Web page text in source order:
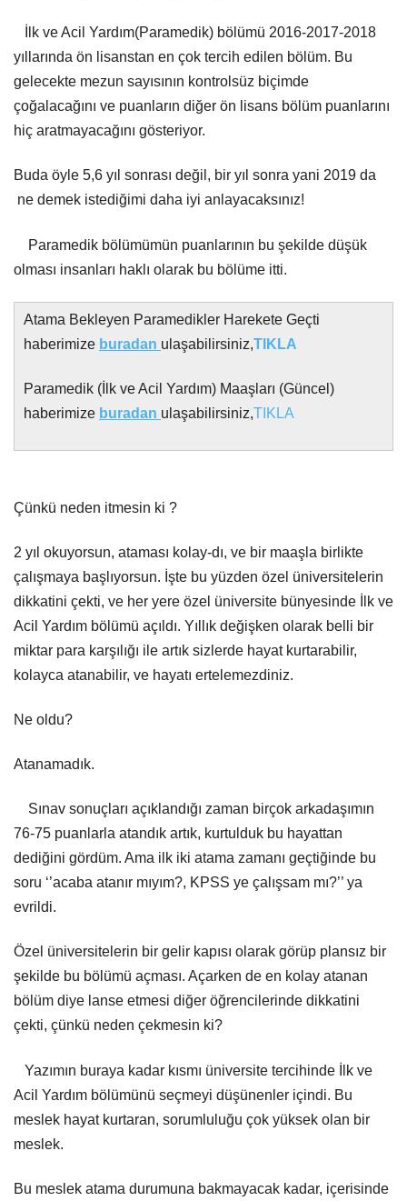
İlk ve Acil Yardım(Paramedik) bölümü 2016-2017-2018
yıllarında ön lisanstan en çok tercih edilen bölüm. Bu
gelecekte mezun sayısının kontrolsüz biçimde
çoğalacağını ve puanların diğer ön lisans bölüm puanlarını
hiç aratmayacağını gösteriyor.
Buda öyle 5,6 yıl sonrası değil, bir yıl sonra yani 2019 da
ne demek istediğimi daha iyi anlayacaksınız!
Paramedik bölümümün puanlarının bu şekilde düşük
olması insanları haklı olarak bu bölüme itti.
Atama Bekleyen Paramedikler Harekete Geçti
haberimize buradan ulaşabilirsiniz,TIKLA
Paramedik (İlk ve Acil Yardım) Maaşları (Güncel)
haberimize buradan ulaşabilirsiniz,TIKLA
Çünkü neden itmesin ki ?
2 yıl okuyorsun, ataması kolay-dı, ve bir maaşla birlikte
çalışmaya başlıyorsun. İşte bu yüzden özel üniversitelerin
dikkatini çekti, ve her yere özel üniversite bünyesinde İlk ve
Acil Yardım bölümü açıldı. Yıllık değişken olarak belli bir
miktar para karşılığı ile artık sizlerde hayat kurtarabilir,
kolayca atanabilir, ve hayatı ertelemezdiniz.
Ne oldu?
Atanamadık.
Sınav sonuçları açıklandığı zaman birçok arkadaşımın
76-75 puanlarla atandık artık, kurtulduk bu hayattan
dediğini gördüm. Ama ilk iki atama zamanı geçtiğinde bu
soru ‘’acaba atanır mıyım?, KPSS ye çalışsam mı?’’ ya
evrildi.
Özel üniversitelerin bir gelir kapısı olarak görüp plansız bir
şekilde bu bölümü açması. Açarken de en kolay atanan
bölüm diye lanse etmesi diğer öğrencilerinde dikkatini
çekti, çünkü neden çekmesin ki?
Yazımın buraya kadar kısmı üniversite tercihinde İlk ve
Acil Yardım bölümünü seçmeyi düşünenler içindi. Bu
meslek hayat kurtaran, sorumluluğu çok yüksek olan bir
meslek.
Bu meslek atama durumuna bakmayacak kadar, içerisinde